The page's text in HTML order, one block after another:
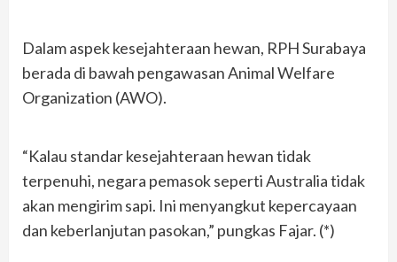
Dalam aspek kesejahteraan hewan, RPH Surabaya
berada di bawah pengawasan Animal Welfare
Organization (AWO).
“Kalau standar kesejahteraan hewan tidak
terpenuhi, negara pemasok seperti Australia tidak
akan mengirim sapi. Ini menyangkut kepercayaan
dan keberlanjutan pasokan,” pungkas Fajar. (*)